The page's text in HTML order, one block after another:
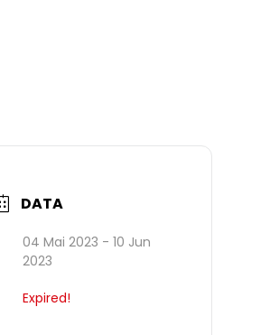
DATA
04 Mai 2023 - 10 Jun
2023
Expired!